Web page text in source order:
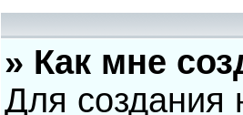
» Как мне
Для